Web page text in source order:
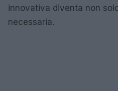
innovativa diventa non
necessaria.